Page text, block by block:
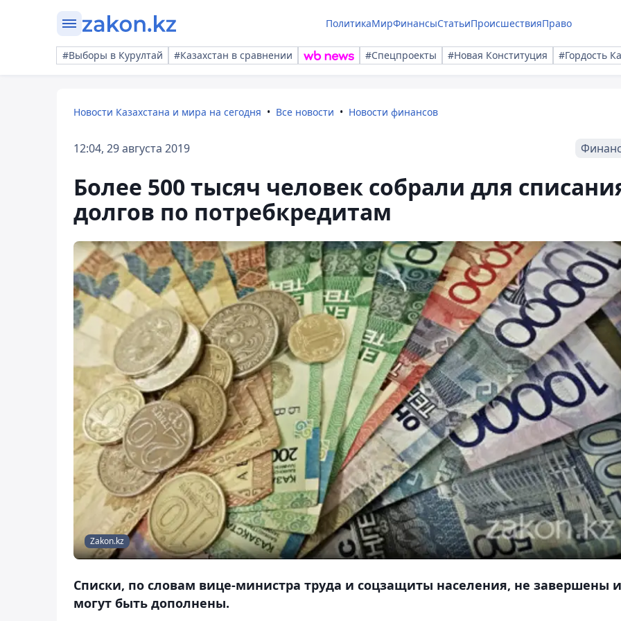
ПолитикаМирФинансыСтатьиПроисшествияПраво
#Выборы в Курултай #Казахстан в сравнении #Спецпроекты #Новая Конституция #Гордость
Новости Казахстана и мира на сегодня Все новости Новости финансов
12:04, 29 августа 2019
Более 500 тысяч человек собрали для
долгов по потребкредитам
Zakon.kz
Списки, по словам вице-министра труда и соцзащиты населения, не завершены и
могут быть дополнены.